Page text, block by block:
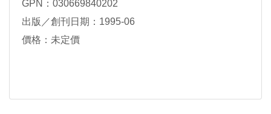
GPN：030669840202
出版／創刊日期：1995-06
價格：未定價